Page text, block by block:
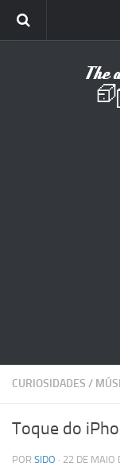
CURIOSIDADES /
Toque do
POR SIDO · 22 DE MAIO